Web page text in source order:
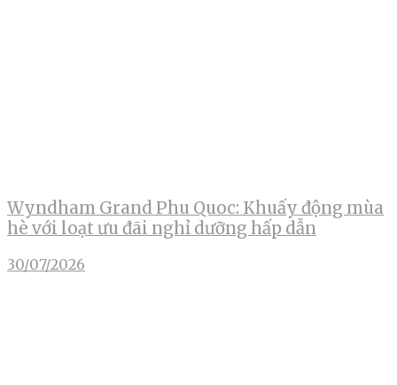
Wyndham Grand Phu Quoc: Khuấy động mùa
hè với loạt ưu đãi nghỉ dưỡng hấp dẫn
30/07/2026